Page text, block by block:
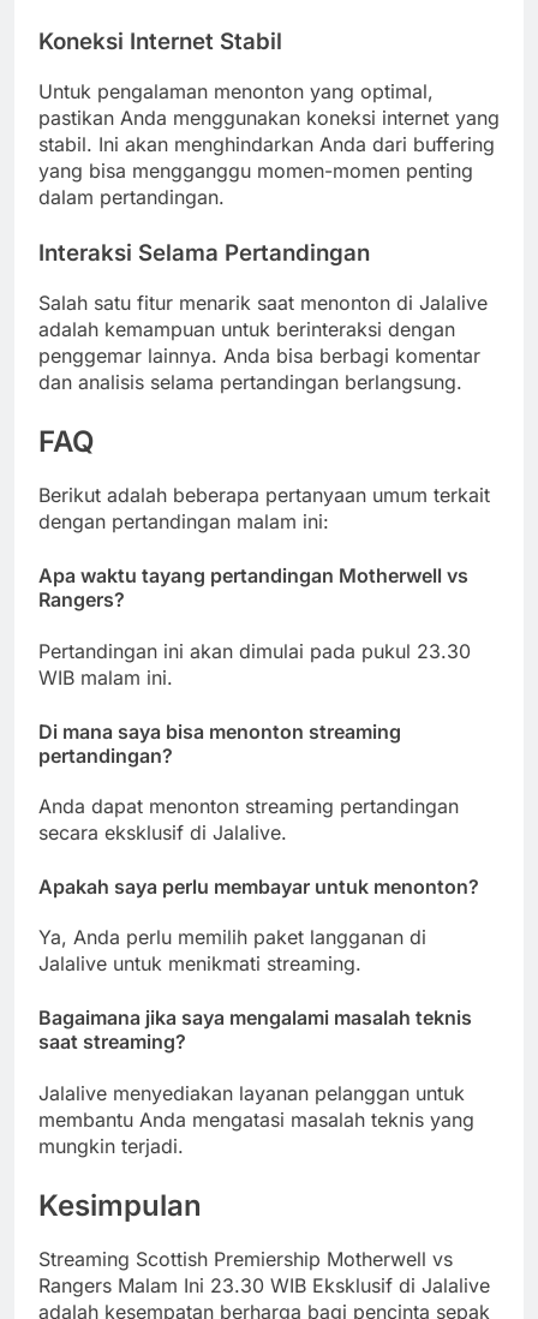
Koneksi Internet Stabil
Untuk pengalaman menonton yang optimal,
pastikan Anda menggunakan koneksi internet yang
stabil. Ini akan menghindarkan Anda dari buffering
yang bisa mengganggu momen-momen penting
dalam pertandingan.
Interaksi Selama Pertandingan
Salah satu fitur menarik saat menonton di Jalalive
adalah kemampuan untuk berinteraksi dengan
penggemar lainnya. Anda bisa berbagi komentar
dan analisis selama pertandingan berlangsung.
FAQ
Berikut adalah beberapa pertanyaan umum terkait
dengan pertandingan malam ini:
Apa waktu tayang pertandingan Motherwell vs
Rangers?
Pertandingan ini akan dimulai pada pukul 23.30
WIB malam ini.
Di mana saya bisa menonton streaming
pertandingan?
Anda dapat menonton streaming pertandingan
secara eksklusif di Jalalive.
Apakah saya perlu membayar untuk menonton?
Ya, Anda perlu memilih paket langganan di
Jalalive untuk menikmati streaming.
Bagaimana jika saya mengalami masalah teknis
saat streaming?
Jalalive menyediakan layanan pelanggan untuk
membantu Anda mengatasi masalah teknis yang
mungkin terjadi.
Kesimpulan
Streaming Scottish Premiership Motherwell vs
Rangers Malam Ini 23.30 WIB Eksklusif di Jalalive
adalah kesempatan berharga bagi pencinta sepak